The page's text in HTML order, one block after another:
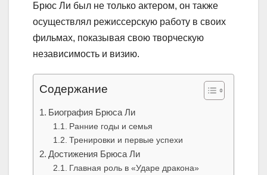
Брюс Ли был не только актером, он также
осуществлял режиссерскую работу в своих
фильмах, показывая свою творческую
независимость и визию.
Содержание
Биография Брюса Ли
Ранние годы и семья
Тренировки и первые успехи
Достижения Брюса Ли
Главная роль в «Ударе дракона»